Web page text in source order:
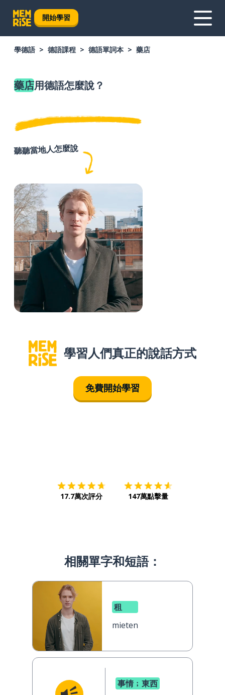
開始學習
學德語 德語課程 德語單詞本 藥店
藥店用德語怎麼說？
聽聽當地人怎麼說
學習人們真正的說話方式
免費開始學習
17.7萬次評分 147萬點擊量
相關單字和短語：
租
mieten
事情﹔東西